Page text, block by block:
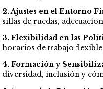
2. Ajustes en el Entorno
sillas de ruedas,
3. Flexibilidad en las
horarios de trabajo
4. Formación y
diversidad, inclusión y